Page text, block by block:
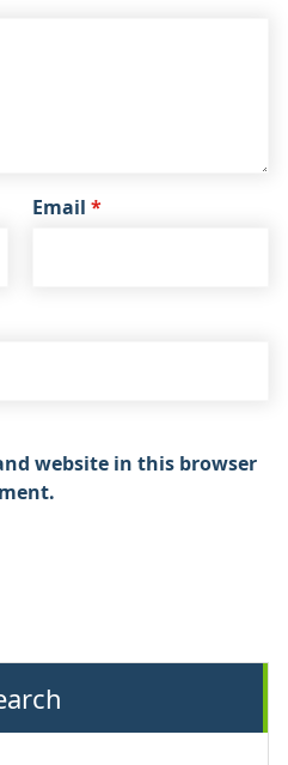
Email *
website in this browser